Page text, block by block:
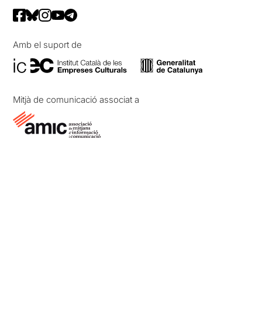
Amb el suport de
Mitjà de comunicació associat a